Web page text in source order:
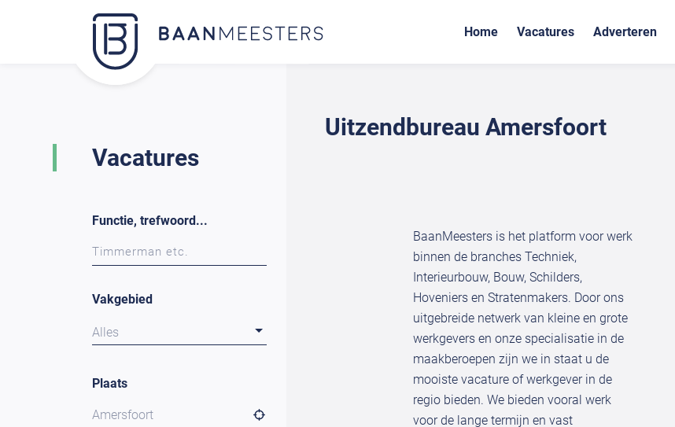
Home Vacatures Adverteren
Vacatures
Functie, trefwoord...
Vakgebied
Alles
Plaats
Amersfoort
Uitzendbureau Amersfoort
BaanMeesters is het platform voor werk
binnen de branches Techniek,
Interieurbouw, Bouw, Schilders,
Hoveniers en Stratenmakers. Door ons
uitgebreide netwerk van kleine en grote
werkgevers en onze specialisatie in de
maakberoepen zijn we in staat u de
mooiste vacature of werkgever in de
regio bieden. We bieden vooral werk
voor de lange termijn en vast